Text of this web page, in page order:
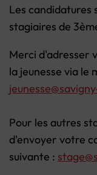
Les candidatures
stagiaires de
Merci d'adresser
la jeunesse via le
Pour les autres
d'envoyer votre
suivante :